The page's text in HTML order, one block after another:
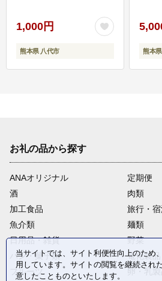
1,000円
熊本県 八代市 熊本
お礼の品から探す
ANAオリジナル
定期便
酒
肉類
加工食品
旅行・
魚介類
麺類
日用品・雑貨
野菜
パン・菓子類
電化製品
フルーツ
卵・乳製
当サイトでは、サイト利便性向上のため
用しています。サイトの閲覧を継続され
意したことものといたします。